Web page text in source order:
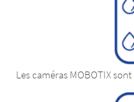
Les caméras MOBOTIX